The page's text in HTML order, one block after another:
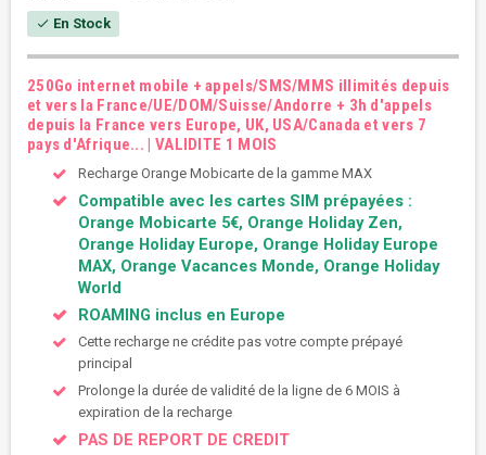
check En Stock
250Go internet mobile + appels/SMS/MMS illimités depuis
et vers la France/UE/DOM/Suisse/Andorre + 3h d'appels
depuis la France vers Europe, UK, USA/Canada et vers 7
pays d'Afrique... | VALIDITE 1 MOIS
Recharge Orange Mobicarte de la gamme MAX
Compatible avec les cartes SIM prépayées :
Orange Mobicarte 5€, Orange Holiday Zen,
Orange Holiday Europe, Orange Holiday Europe
MAX, Orange Vacances Monde, Orange Holiday
World
ROAMING inclus en Europe
Cette recharge ne crédite pas votre compte prépayé
principal
Prolonge la durée de validité de la ligne de 6 MOIS à
expiration de la recharge
PAS DE REPORT DE CREDIT